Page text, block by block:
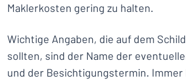
Maklerkosten gering zu halten.
Wichtige Angaben, die auf dem
sollten, sind der Name der
und der Besichtigungstermin.